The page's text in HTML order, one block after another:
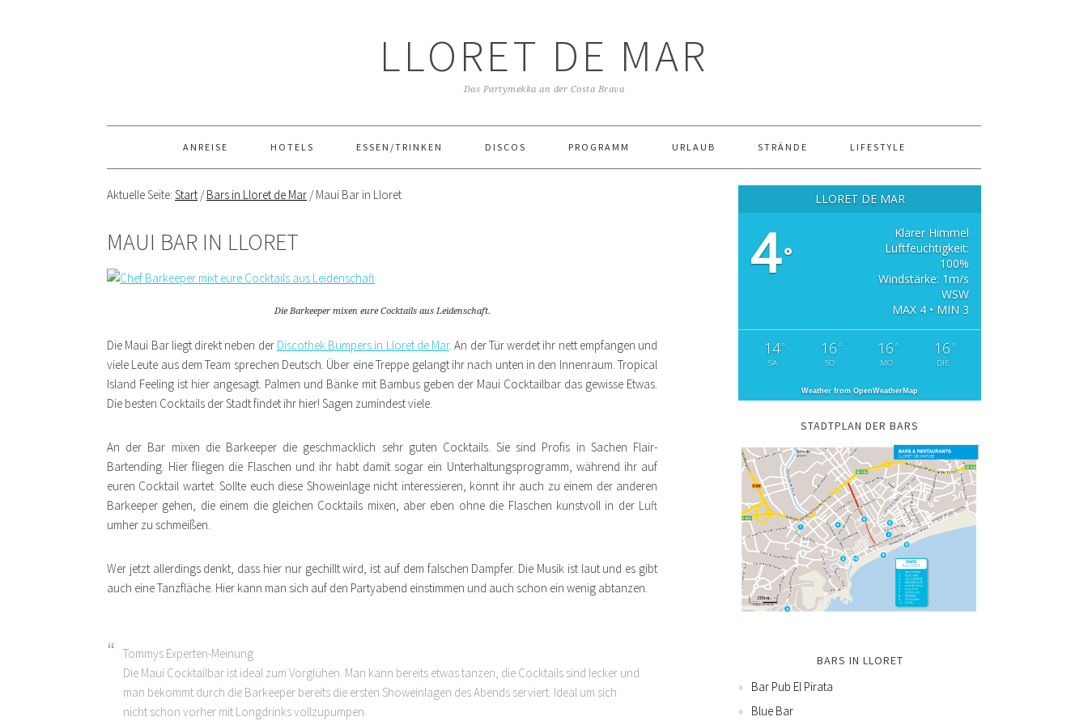
LLORET DE MAR
Das Partymekka an der Costa Brava
ANREISE HOTELS ESSEN/TRINKEN DISCOS PROGRAMM URLAUB STRÄNDE LIFESTYLE
Aktuelle Seite: Start / Bars in Lloret de Mar /Maui Bar in Lloret
MAUI BAR IN LLORET
Die Barkeeper mixen eure Cocktails aus Leidenschaft.
Die Maui Bar liegt direkt neben der Discothek Bumpers in Lloret de Mar. An der Tür werdet ihr nett empfangen und
viele Leute aus dem Team sprechen Deutsch. Über eine Treppe gelangt ihr nach unten in den Innenraum. Tropical
Island Feeling ist hier angesagt. Palmen und Bänke mit Bambus geben der Maui Cocktailbar das gewisse Etwas.
Die besten Cocktails der Stadt findet ihr hier! Sagen zumindest viele.
An der Bar mixen die Barkeeper die geschmacklich sehr guten Cocktails. Sie sind Profis in Sachen Flair-
Bartending. Hier fliegen die Flaschen und ihr habt damit sogar ein Unterhaltungsprogramm, während ihr auf
euren Cocktail wartet. Sollte euch diese Showeinlage nicht interessieren, könnt ihr auch zu einem der anderen
Barkeeper gehen, die einem die gleichen Cocktails mixen, aber eben ohne die Flaschen kunstvoll in der Luft
umher zu schmeißen.
Wer jetzt allerdings denkt, dass hier nur gechillt wird, ist auf dem falschen Dampfer. Die Musik ist laut und es gibt
auch eine Tanzfläche. Hier kann man sich auf den Partyabend einstimmen und auch schon ein wenig abtanzen.
Tommys Experten-Meinung
Die Maui Cocktailbar ist ideal zum Vorglühen. Man kann bereits etwas tanzen, die Cocktails sind lecker und
man bekommt durch die Barkeeper bereits die ersten Showeinlagen des Abends serviert. Ideal um sich
nicht schon vorher mit Longdrinks vollzupumpen.
LLORET DE MAR
4°
Klarer Himmel
Luftfeuchtigkeit:
100%
Windstärke: 1m/s
WSW
MAX 4 • MIN 3
14°
SA
16 °
SO
16 °
MO
16 °
DIE
Weather from OpenWeatherMap
STADTPLAN DER BARS
BARS IN LLORET
Bar Pub El Pirata
Blue Bar